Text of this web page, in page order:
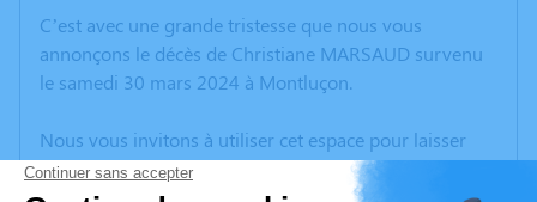
C’est avec une grande tristesse que nous vous
annonçons le décès de Christiane MARSAUD survenu
le samedi 30 mars 2024 à Montluçon.
Nous vous invitons à utiliser cet espace pour laisser
vos condoléances, partager des photos souvenirs, une
anecdote ou exprimer vos pensées à travers des